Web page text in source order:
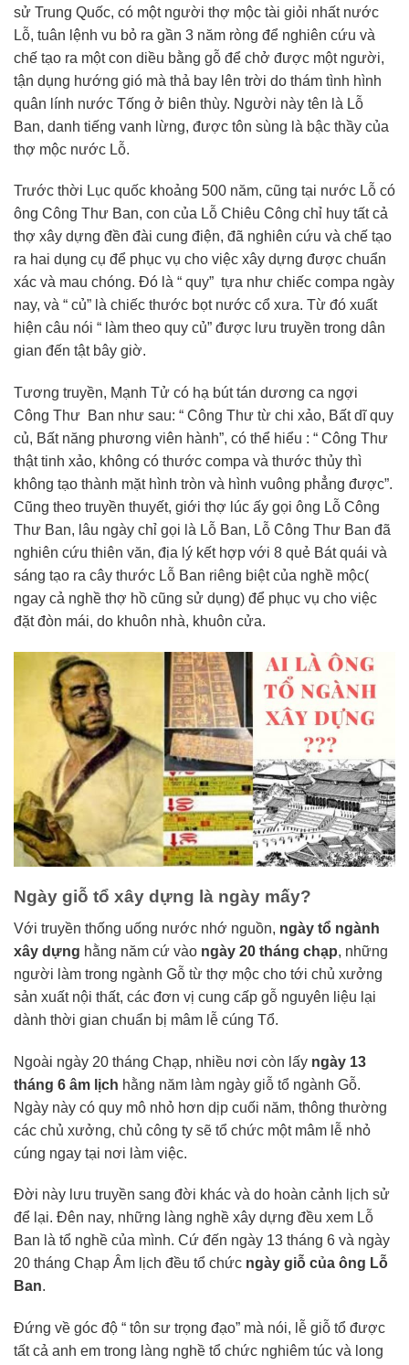
sử Trung Quốc, có một người thợ mộc tài giỏi nhất nước
Lỗ, tuân lệnh vu bỏ ra gần 3 năm ròng để nghiên cứu và
chế tạo ra một con diều bằng gỗ để chở được một người,
tận dụng hướng gió mà thả bay lên trời do thám tình hình
quân lính nước Tống ở biên thùy. Người này tên là Lỗ
Ban, danh tiếng vanh lừng, được tôn sùng là bậc thầy của
thợ mộc nước Lỗ.
Trước thời Lục quốc khoảng 500 năm, cũng tại nước Lỗ có
ông Công Thư Ban, con của Lỗ Chiêu Công chỉ huy tất cả
thợ xây dựng đền đài cung điện, đã nghiên cứu và chế tạo
ra hai dụng cụ để phục vụ cho việc xây dựng được chuẩn
xác và mau chóng. Đó là “ quy” tựa như chiếc compa ngày
nay, và “ củ” là chiếc thước bọt nước cổ xưa. Từ đó xuất
hiện câu nói “ làm theo quy củ” được lưu truyền trong dân
gian đến tật bây giờ.
Tương truyền, Mạnh Tử có hạ bút tán dương ca ngợi
Công Thư Ban như sau: “ Công Thư từ chi xảo, Bất dĩ quy
củ, Bất năng phương viên hành”, có thể hiểu : “ Công Thư
thật tinh xảo, không có thước compa và thước thủy thì
không tạo thành mặt hình tròn và hình vuông phẳng được”.
Cũng theo truyền thuyết, giới thợ lúc ấy gọi ông Lỗ Công
Thư Ban, lâu ngày chỉ gọi là Lỗ Ban, Lỗ Công Thư Ban đã
nghiên cứu thiên văn, địa lý kết hợp với 8 quẻ Bát quái và
sáng tạo ra cây thước Lỗ Ban riêng biệt của nghề mộc(
ngay cả nghề thợ hồ cũng sử dụng) để phục vụ cho việc
đặt đòn mái, do khuôn nhà, khuôn cửa.
Ngày giỗ tổ xây dựng là ngày mấy?
Với truyền thống uống nước nhớ nguồn, ngày tổ ngành
xây dựng hằng năm cứ vào ngày 20 tháng chạp, những
người làm trong ngành Gỗ từ thợ mộc cho tới chủ xưởng
sản xuất nội thất, các đơn vị cung cấp gỗ nguyên liệu lại
dành thời gian chuẩn bị mâm lễ cúng Tổ.
Ngoài ngày 20 tháng Chạp, nhiều nơi còn lấy ngày 13
tháng 6 âm lịch hằng năm làm ngày giỗ tổ ngành Gỗ.
Ngày này có quy mô nhỏ hơn dịp cuối năm, thông thường
các chủ xưởng, chủ công ty sẽ tổ chức một mâm lễ nhỏ
cúng ngay tại nơi làm việc.
Đời này lưu truyền sang đời khác và do hoàn cảnh lịch sử
để lại. Đên nay, những làng nghề xây dựng đều xem Lỗ
Ban là tổ nghề của mình. Cứ đến ngày 13 tháng 6 và ngày
20 tháng Chạp Âm lịch đều tổ chức ngày giỗ của ông Lỗ
Ban.
Đứng về góc độ “ tôn sư trọng đạo” mà nói, lễ giỗ tổ được
tất cả anh em trong làng nghề tổ chức nghiêm túc và long